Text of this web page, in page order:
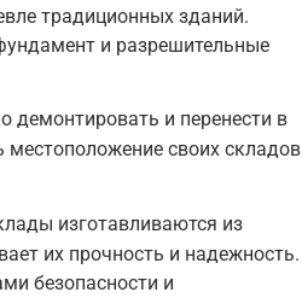
традиционных зданий.
и разрешительные
демонтировать и перенести в
своих складов
изготавливаются из
их прочность и надежность.
безопасности и